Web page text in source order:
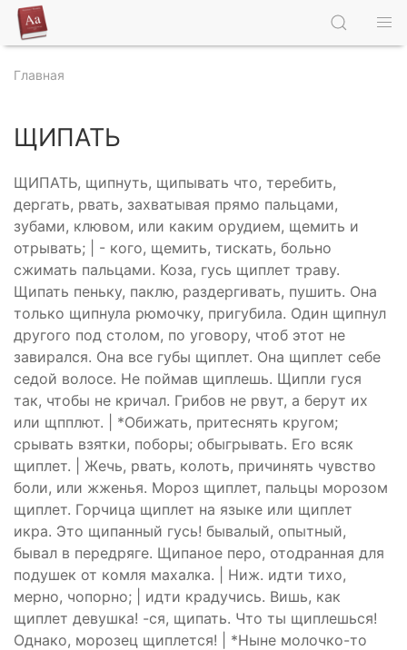
Главная
ЩИПАТЬ
ЩИПАТЬ, щипнуть, щипывать что, теребить,
дергать, рвать, захватывая прямо пальцами,
зубами, клювом, или каким орудием, щемить и
отрывать; | - кого, щемить, тискать, больно
сжимать пальцами. Коза, гусь щиплет траву.
Щипать пеньку, паклю, раздергивать, пушить. Она
только щипнула рюмочку, пригубила. Один щипнул
другого под столом, по уговору, чтоб этот не
завирался. Она все губы щиплет. Она щиплет себе
седой волосе. Не поймав щиплешь. Щипли гуся
так, чтобы не кричал. Грибов не рвут, а берут их
или щпплют. | *Обижать, притеснять кругом;
срывать взятки, поборы; обыгрывать. Его всяк
щиплет. | Жечь, рвать, колоть, причинять чувство
боли, или жженья. Мороз щиплет, пальцы морозом
щиплет. Горчица щиплет на языке или щиплет
икра. Это щипанный гусь! бывалый, опытный,
бывал в передряге. Щипаное перо, отодранная для
подушек от комля махалка. | Ниж. идти тихо,
мерно, чопорно; | идти крадучись. Вишь, как
щиплет девушка! -ся, щипать. Что ты щиплешься!
Однако, морозец щиплется! | *Ныне молочко-то